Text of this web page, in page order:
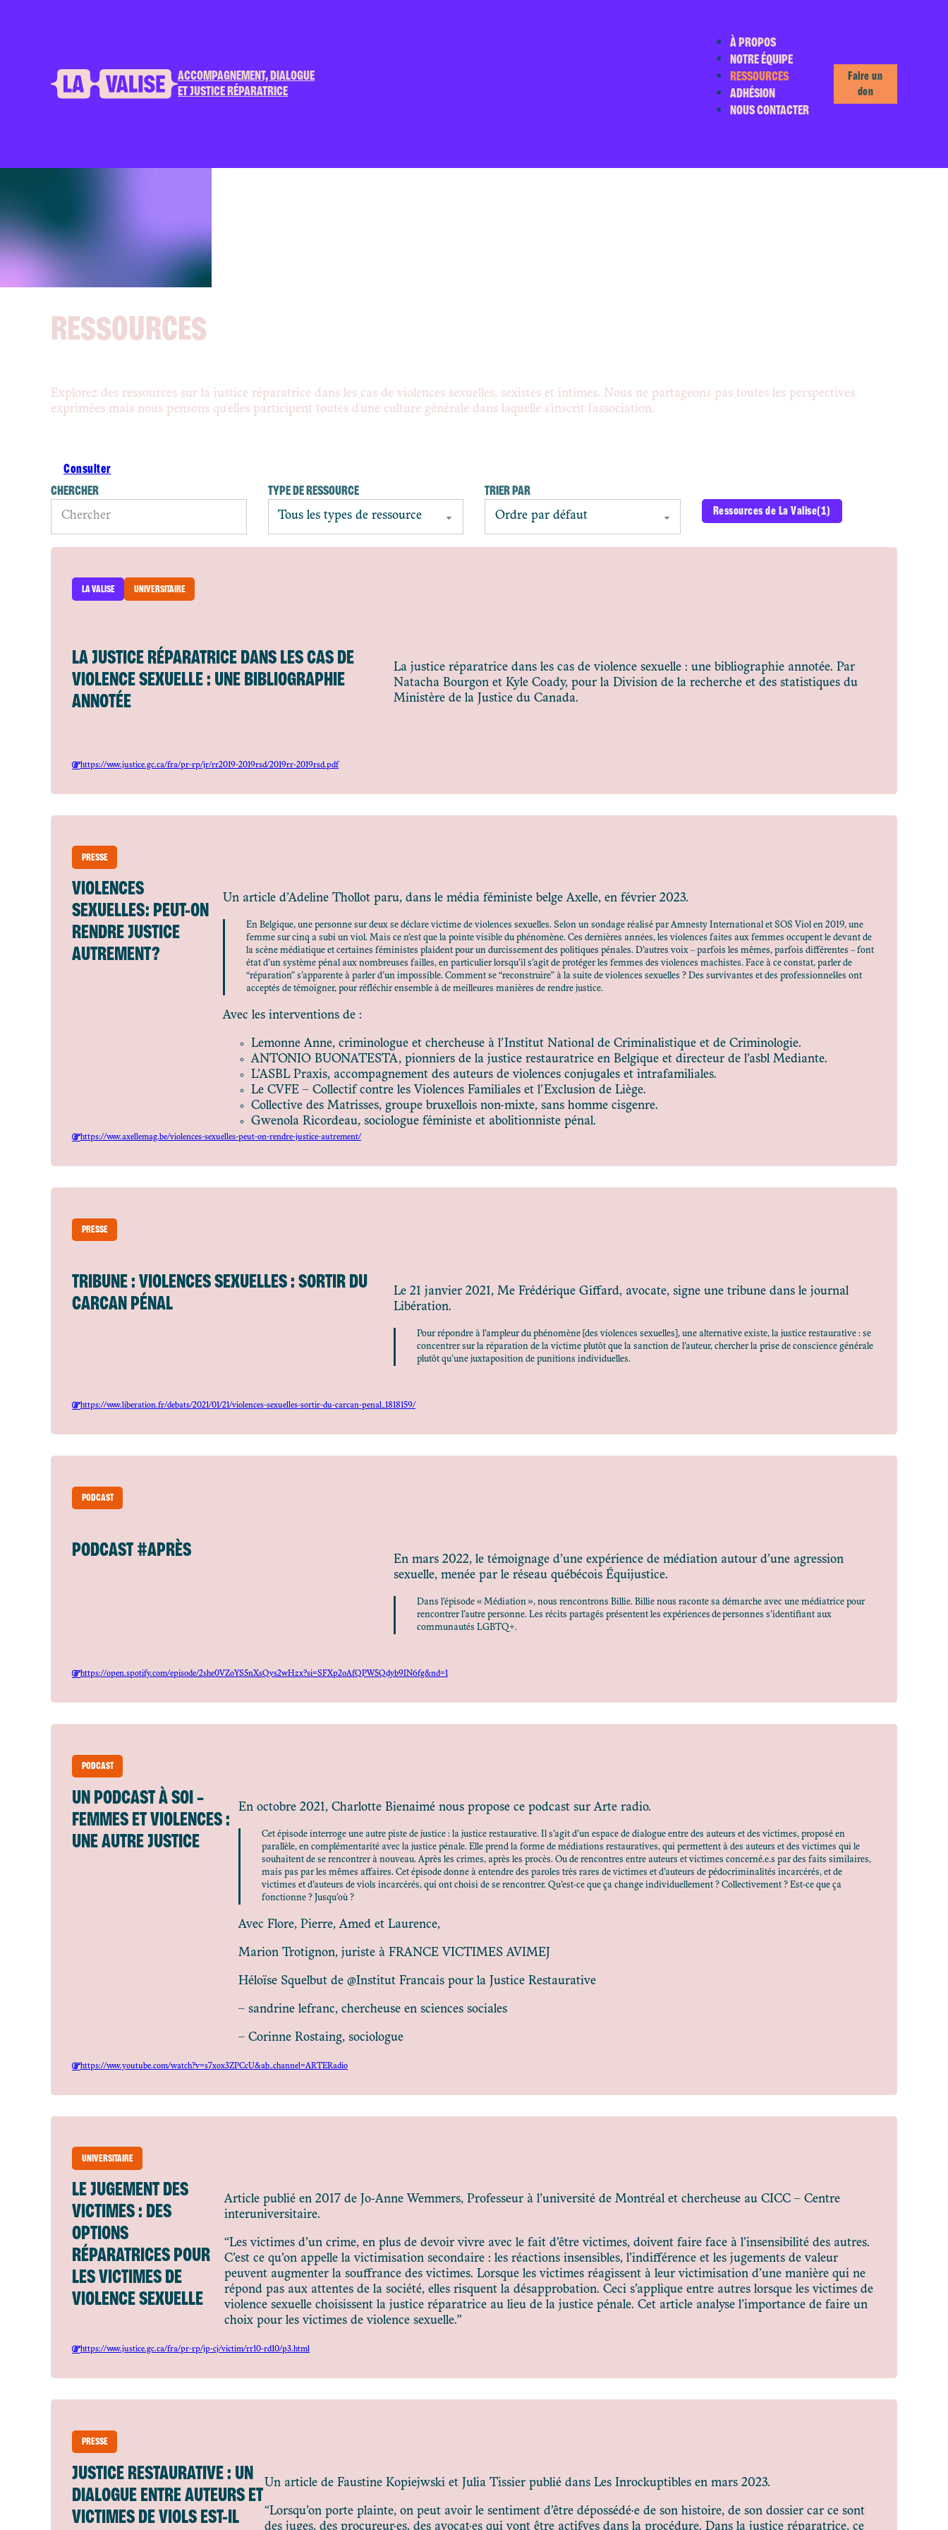
ACCOMPAGNEMENT, DIALOGUE
ET JUSTICE RÉPARATRICE
À PROPOS
NOTRE ÉQUIPE
RESSOURCES
ADHÉSION
NOUS CONTACTER
Faire un
don
RESSOURCES
Explorez des ressources sur la justice réparatrice dans les cas de violences sexuelles, sexistes et intimes. Nous ne partageons pas toutes les perspectives
exprimées mais nous pensons qu'elles participent toutes d'une culture générale dans laquelle s'inscrit l'association.
Consulter
CHERCHER
TYPE DE RESSOURCE TRIER PAR
Ressources de La Valise(1)
LA JUSTICE RÉPARATRICE DANS LES CAS DE
VIOLENCE SEXUELLE : UNE BIBLIOGRAPHIE
ANNOTÉE
La justice réparatrice dans les cas de violence sexuelle : une bibliographie annotée. Par
Natacha Bourgon et Kyle Coady, pour la Division de la recherche et des statistiques du
Ministère de la Justice du Canada.
LA VALISE UNIVERSITAIRE
https://www.justice.gc.ca/fra/pr-rp/jr/rr2019-2019rsd/2019rr-2019rsd.pdf
VIOLENCES
SEXUELLES : PEUT-ON
RENDRE JUSTICE
AUTREMENT ?
Un article d’Adeline Thollot paru, dans le média féministe belge Axelle, en février 2023.
En Belgique, une personne sur deux se déclare victime de violences sexuelles. Selon un sondage réalisé par Amnesty International et SOS Viol en 2019, une
femme sur cinq a subi un viol. Mais ce n’est que la pointe visible du phénomène. Ces dernières années, les violences faites aux femmes occupent le devant de
la scène médiatique et certaines féministes plaident pour un durcissement des politiques pénales. D’autres voix – parfois les mêmes, parfois différentes – font
état d’un système pénal aux nombreuses failles, en particulier lorsqu’il s’agit de protéger les femmes des violences machistes. Face à ce constat, parler de
“réparation” s’apparente à parler d’un impossible. Comment se “reconstruire” à la suite de violences sexuelles ? Des survivantes et des professionnel·les ont
acceptés de témoigner, pour réfléchir ensemble à de meilleures manières de rendre justice.
Avec les interventions de :
Lemonne Anne, criminologue et chercheuse à l’Institut National de Criminalistique et de Criminologie.
ANTONIO BUONATESTA, pionniers de la justice restauratrice en Belgique et directeur de l’asbl Mediante.
L’ASBL Praxis, accompagnement des auteurs de violences conjugales et intrafamiliales.
Le CVFE – Collectif contre les Violences Familiales et l’Exclusion de Liège.
Collective des Matrisses, groupe bruxellois non-mixte, sans homme cisgenre.
Gwenola Ricordeau, sociologue féministe et abolitionniste pénal.
PRESSE
https://www.axellemag.be/violences-sexuelles-peut-on-rendre-justice-autrement/
TRIBUNE : VIOLENCES SEXUELLES : SORTIR DU
CARCAN PÉNAL
Le 21 janvier 2021, Me Frédérique Giffard, avocate, signe une tribune dans le journal
Libération.
Pour répondre à l’ampleur du phénomène [des violences sexuelles], une alternative existe, la justice restaurative : se
concentrer sur la réparation de la victime plutôt que la sanction de l’auteur, chercher la prise de conscience générale
plutôt qu’une juxtaposition de punitions individuelles.
PRESSE
https://www.liberation.fr/debats/2021/01/21/violences-sexuelles-sortir-du-carcan-penal_1818159/
PODCAST #APRÈS
En mars 2022, le témoignage d’une expérience de médiation autour d’une agression
sexuelle, menée par le réseau québécois Équijustice.
Dans l’épisode « Médiation », nous rencontrons Billie. Billie nous raconte sa démarche avec une médiatrice pour
rencontrer l’autre personne. Les récits partagés présentent les expériences de personnes s’identifiant aux
communautés LGBTQ+.
PODCAST
https://open.spotify.com/episode/2she0VZoYS5nXsQvs2wHzx?si=SFXp2oAfQPW5Qdyb9IN6fg&nd=1
UN PODCAST À SOI –
FEMMES ET VIOLENCES :
UNE AUTRE JUSTICE
En octobre 2021, Charlotte Bienaimé nous propose ce podcast sur Arte radio.
Cet épisode interroge une autre piste de justice : la justice restaurative. Il s’agit d’un espace de dialogue entre des auteurs et des victimes, proposé en
parallèle, en complémentarité avec la justice pénale. Elle prend la forme de médiations restauratives, qui permettent à des auteurs et des victimes qui le
souhaitent de se rencontrer à nouveau. Après les crimes, après les procès. Ou de rencontres entre auteurs et victimes concerné.e.s par des faits similaires,
mais pas par les mêmes affaires. Cet épisode donne à entendre des paroles très rares de victimes et d’auteurs de pédocriminalités incarcérés, et de
victimes et d’auteurs de viols incarcérés, qui ont choisi de se rencontrer. Qu’est-ce que ça change individuellement ? Collectivement ? Est-ce que ça
fonctionne ? Jusqu’où ?
Avec Flore, Pierre, Amed et Laurence,
Marion Trotignon, juriste à FRANCE VICTIMES AVIMEJ
Héloïse Squelbut de @Institut Francais pour la Justice Restaurative
– sandrine lefranc, chercheuse en sciences sociales
– Corinne Rostaing, sociologue
PODCAST
https://www.youtube.com/watch?v=s7xox3ZPCcU&ab_channel=ARTERadio
LE JUGEMENT DES
VICTIMES : DES
OPTIONS
RÉPARATRICES POUR
LES VICTIMES DE
VIOLENCE SEXUELLE
Article publié en 2017 de Jo-Anne Wemmers, Professeur à l’université de Montréal et chercheuse au CICC – Centre
interuniversitaire.
“Les victimes d’un crime, en plus de devoir vivre avec le fait d’être victimes, doivent faire face à l’insensibilité des autres.
C’est ce qu’on appelle la victimisation secondaire : les réactions insensibles, l’indifférence et les jugements de valeur
peuvent augmenter la souffrance des victimes. Lorsque les victimes réagissent à leur victimisation d’une manière qui ne
répond pas aux attentes de la société, elles risquent la désapprobation. Ceci s’applique entre autres lorsque les victimes de
violence sexuelle choisissent la justice réparatrice au lieu de la justice pénale. Cet article analyse l’importance de faire un
choix pour les victimes de violence sexuelle.”
UNIVERSITAIRE
https://www.justice.gc.ca/fra/pr-rp/jp-cj/victim/rr10-rd10/p3.html
JUSTICE RESTAURATIVE : UN
DIALOGUE ENTRE AUTEURS ET
VICTIMES DE VIOLS EST-IL
Un article de Faustine Kopiejwski et Julia Tissier publié dans Les Inrockuptibles en mars 2023.
“Lorsqu’on porte plainte, on peut avoir le sentiment d’être dépossédé·e de son histoire, de son dossier car ce sont
des juges, des procureur·es, des avocat·es qui vont être actif·ves dans la procédure. Dans la justice réparatrice, ce
PRESSE